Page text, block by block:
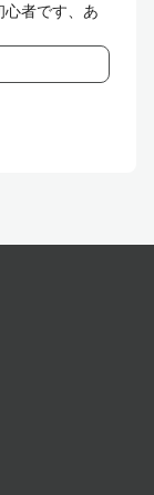
心者です、あ